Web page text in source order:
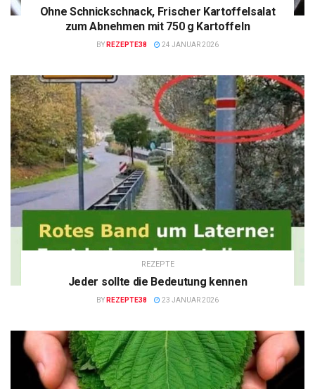
Ohne Schnickschnack, Frischer Kartoffelsalat
zum Abnehmen mit 750 g Kartoffeln
BY REZEPTE38 24 JANUAR 2026
REZEPTE
Jeder sollte die Bedeutung kennen
BY REZEPTE38 23 JANUAR 2026